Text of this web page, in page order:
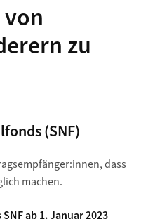
zu
(SNF)
dass
machen.
ab 1. Januar 2023